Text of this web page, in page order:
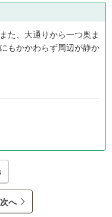
た、大通りから一つ奥ま
もかかわらず周辺が静か
次へ